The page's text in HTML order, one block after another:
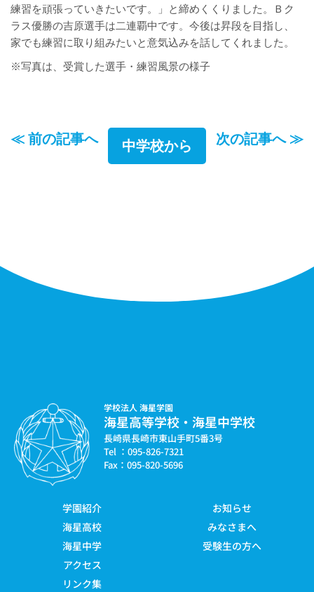
練習を頑張っていきたいです。」と締めくくりました。Ｂク
ラス優勝の吉原選手は二連覇中です。今後は昇段を目指し、
家でも練習に取り組みたいと意気込みを話してくれました。
※写真は、受賞した選手・練習風景の様子
≪ 前の記事へ 中学校から 次の記事へ ≫
学校法人 海星学園
海星高等学校・海星中学校
長崎県長崎市東山手町5番3号
Tel ：095-826-7321
Fax：095-820-5696
学園紹介
海星高校
海星中学
アクセス
リンク集
お知らせ
みなさまへ
受験生の方へ